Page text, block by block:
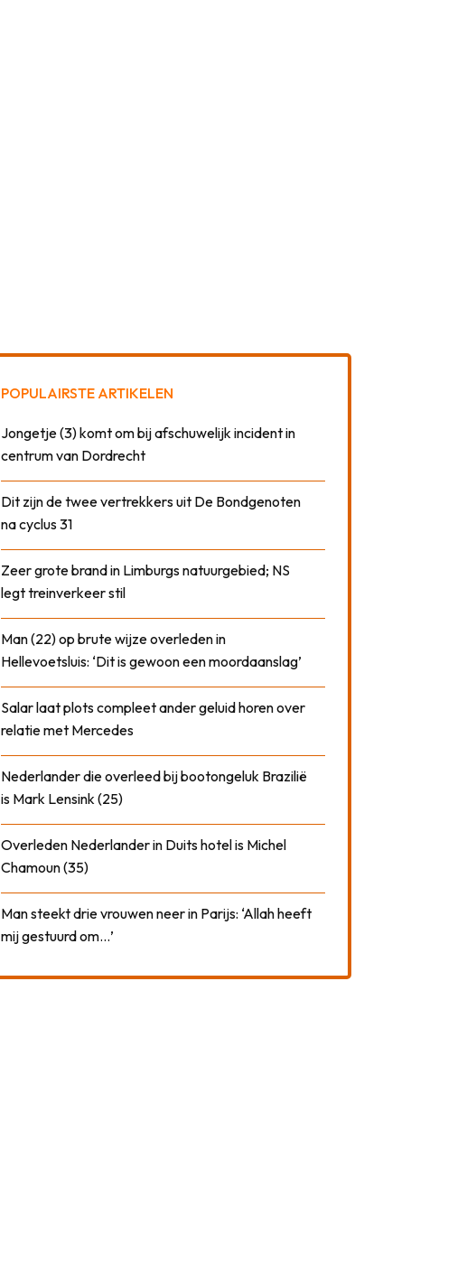
POPULAIRSTE ARTIKELEN
Jongetje (3) komt om bij afschuwelijk incident in
centrum van Dordrecht
Dit zijn de twee vertrekkers uit De Bondgenoten
na cyclus 31
Zeer grote brand in Limburgs natuurgebied; NS
legt treinverkeer stil
Man (22) op brute wijze overleden in
Hellevoetsluis: ‘Dit is gewoon een moordaanslag’
Salar laat plots compleet ander geluid horen over
relatie met Mercedes
Nederlander die overleed bij bootongeluk Brazilië
is Mark Lensink (25)
Overleden Nederlander in Duits hotel is Michel
Chamoun (35)
Man steekt drie vrouwen neer in Parijs: ‘Allah heeft
mij gestuurd om…’